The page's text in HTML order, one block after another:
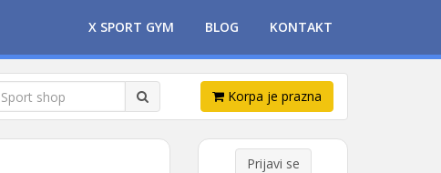
X SPORT GYM BLOG KONTAKT
Korpa je prazna
Prijavi se